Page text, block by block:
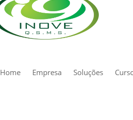
Home Empresa Soluções